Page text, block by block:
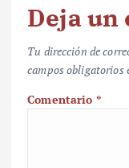
Deja un
Tu dirección de
campos obligatorios
Comentario *